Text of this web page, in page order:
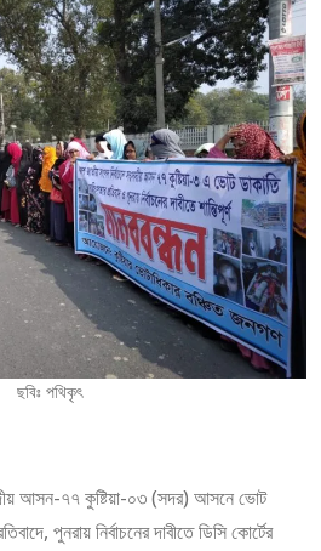
ছবিঃ পথিকৃৎ
আসন-৭৭ কুষ্টিয়া-০৩ (সদর) আসনে ভোট
পুনরায় নির্বাচনের দাবীতে ডিসি কোর্টের